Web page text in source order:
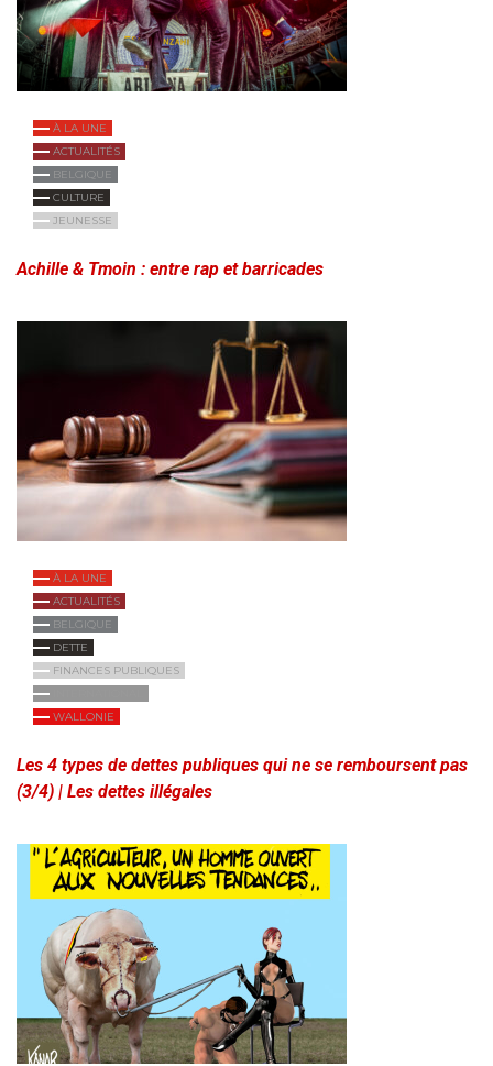
À LA UNE
ACTUALITÉS
BELGIQUE
CULTURE
JEUNESSE
Achille & Tmoin : entre rap et barricades
À LA UNE
ACTUALITÉS
BELGIQUE
DETTE
FINANCES PUBLIQUES
WALLONIE
Les 4 types de dettes publiques qui ne se remboursent pas
(3/4) | Les dettes illégales